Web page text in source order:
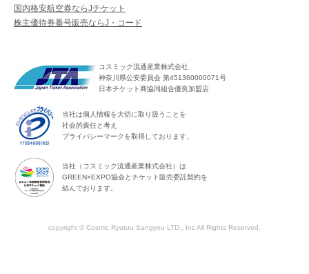
国内格安航空券ならJチケット
株主優待券番号販売ならJ・コード
コスミック流通産業株式会社
神奈川県公安委員会 第451360000071号
日本チケット商協同組合優良加盟店
当社は個人情報を大切に取り扱うことを
社会的責任と考え
プライバシーマークを取得しております。
当社（コスミック流通産業株式会社）は
GREEN×EXPO協会とチケット販売委託契約を
結んでおります。
copyright © Cosmic Ryutuu Sangyou LTD., Inc All Rights Reserved.